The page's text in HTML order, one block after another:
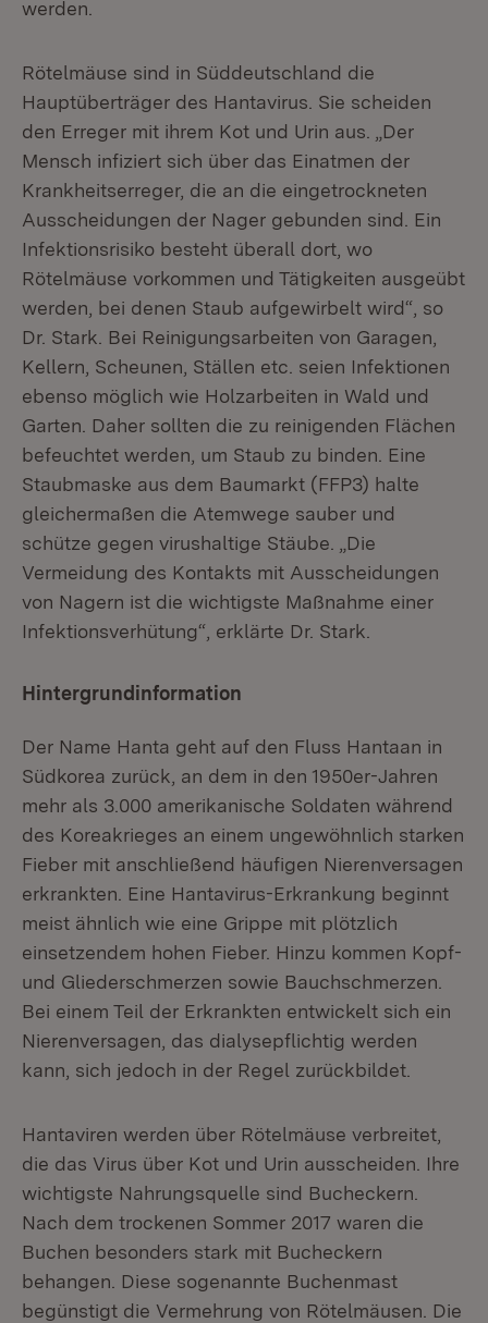
werden.
Rötelmäuse sind in Süddeutschland die
Hauptüberträger des Hantavirus. Sie scheiden
den Erreger mit ihrem Kot und Urin aus. „Der
Mensch infiziert sich über das Einatmen der
Krankheitserreger, die an die eingetrockneten
Ausscheidungen der Nager gebunden sind. Ein
Infektionsrisiko besteht überall dort, wo
Rötelmäuse vorkommen und Tätigkeiten ausgeübt
werden, bei denen Staub aufgewirbelt wird“, so
Dr. Stark. Bei Reinigungsarbeiten von Garagen,
Kellern, Scheunen, Ställen etc. seien Infektionen
ebenso möglich wie Holzarbeiten in Wald und
Garten. Daher sollten die zu reinigenden Flächen
befeuchtet werden, um Staub zu binden. Eine
Staubmaske aus dem Baumarkt (FFP3) halte
gleichermaßen die Atemwege sauber und
schütze gegen virushaltige Stäube. „Die
Vermeidung des Kontakts mit Ausscheidungen
von Nagern ist die wichtigste Maßnahme einer
Infektionsverhütung“, erklärte Dr. Stark.
Hintergrundinformation
Der Name Hanta geht auf den Fluss Hantaan in
Südkorea zurück, an dem in den 1950er-Jahren
mehr als 3.000 amerikanische Soldaten während
des Koreakrieges an einem ungewöhnlich starken
Fieber mit anschließend häufigen Nierenversagen
erkrankten. Eine Hantavirus-Erkrankung beginnt
meist ähnlich wie eine Grippe mit plötzlich
einsetzendem hohen Fieber. Hinzu kommen Kopf-
und Gliederschmerzen sowie Bauchschmerzen.
Bei einem Teil der Erkrankten entwickelt sich ein
Nierenversagen, das dialysepflichtig werden
kann, sich jedoch in der Regel zurückbildet.
Hantaviren werden über Rötelmäuse verbreitet,
die das Virus über Kot und Urin ausscheiden. Ihre
wichtigste Nahrungsquelle sind Bucheckern.
Nach dem trockenen Sommer 2017 waren die
Buchen besonders stark mit Bucheckern
behangen. Diese sogenannte Buchenmast
begünstigt die Vermehrung von Rötelmäusen. Die